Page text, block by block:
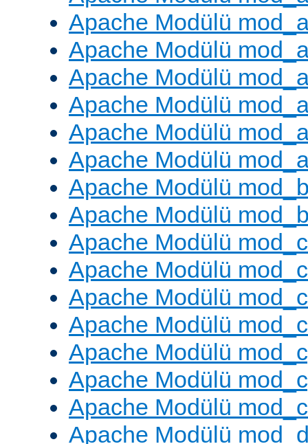
Apache Modülü
Apache Modülü
Apache Modülü
Apache Modülü
Apache Modülü
Apache Modülü
Apache Modülü
Apache Modülü
Apache Modülü
Apache Modülü
Apache Modülü
Apache Modülü
Apache Modülü
Apache Modülü
Apache Modülü
Apache Modülü